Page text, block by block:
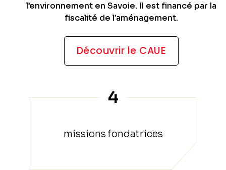
l’environnement en Savoie. Il est financé par la
fiscalité de l’aménagement.
Découvrir le CAUE
4
missions fondatrices